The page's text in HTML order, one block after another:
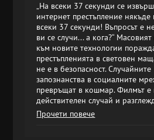
„На всеки 37 секунди се
интернет престъпление някъде
всеки 37 секунди! Въпросът е
ви се случи... а кога?“
към новите технологии
престъпленията в световен
не е в безопасност. Случайните
запознанства в социалните
превръщат в кошмар. Филмът е
действителен случай и
Прочети повече